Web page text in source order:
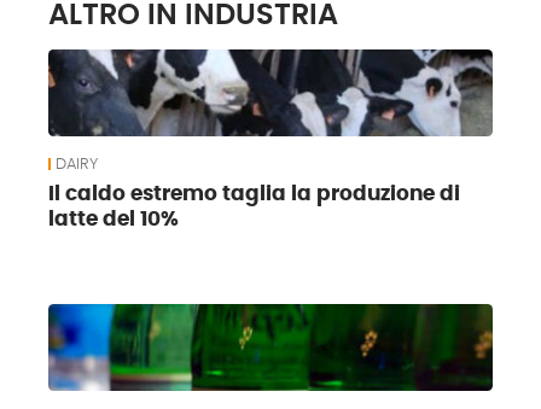
ALTRO IN INDUSTRIA
DAIRY
Il caldo estremo taglia la produzione di
latte del 10%